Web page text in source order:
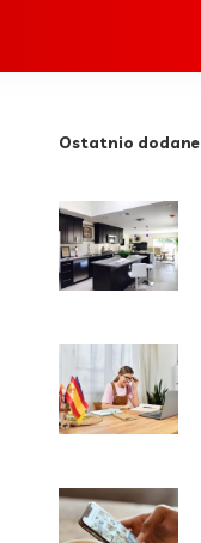
Ostatnio dodane